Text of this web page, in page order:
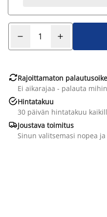
Rajoittamaton
Ei aikarajaa - palauta
Hintatakuu
30 päivän hintatakuu
Joustava toimitus
Sinun valitsemasi nopea